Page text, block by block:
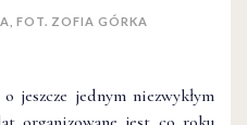
FOT. ZOFIA GÓRKA
jeszcze jednym niezwykłym